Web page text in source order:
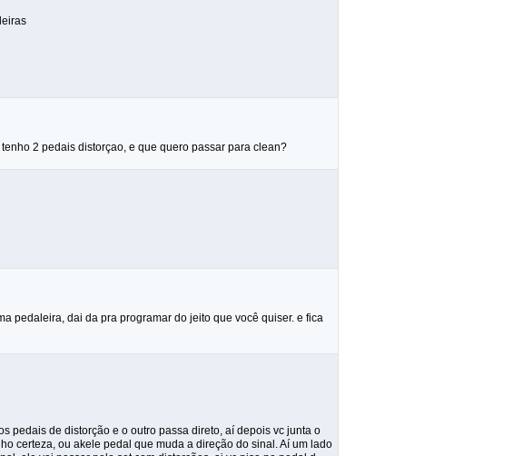
2 pedais distorçao, e que quero passar para clean?
pedaleira, dai da pra programar do jeito que você quiser. e fica
pedais de distorção e o outro passa direto, aí depois vc junta o
certeza, ou akele pedal que muda a direção do sinal. Aí um lado